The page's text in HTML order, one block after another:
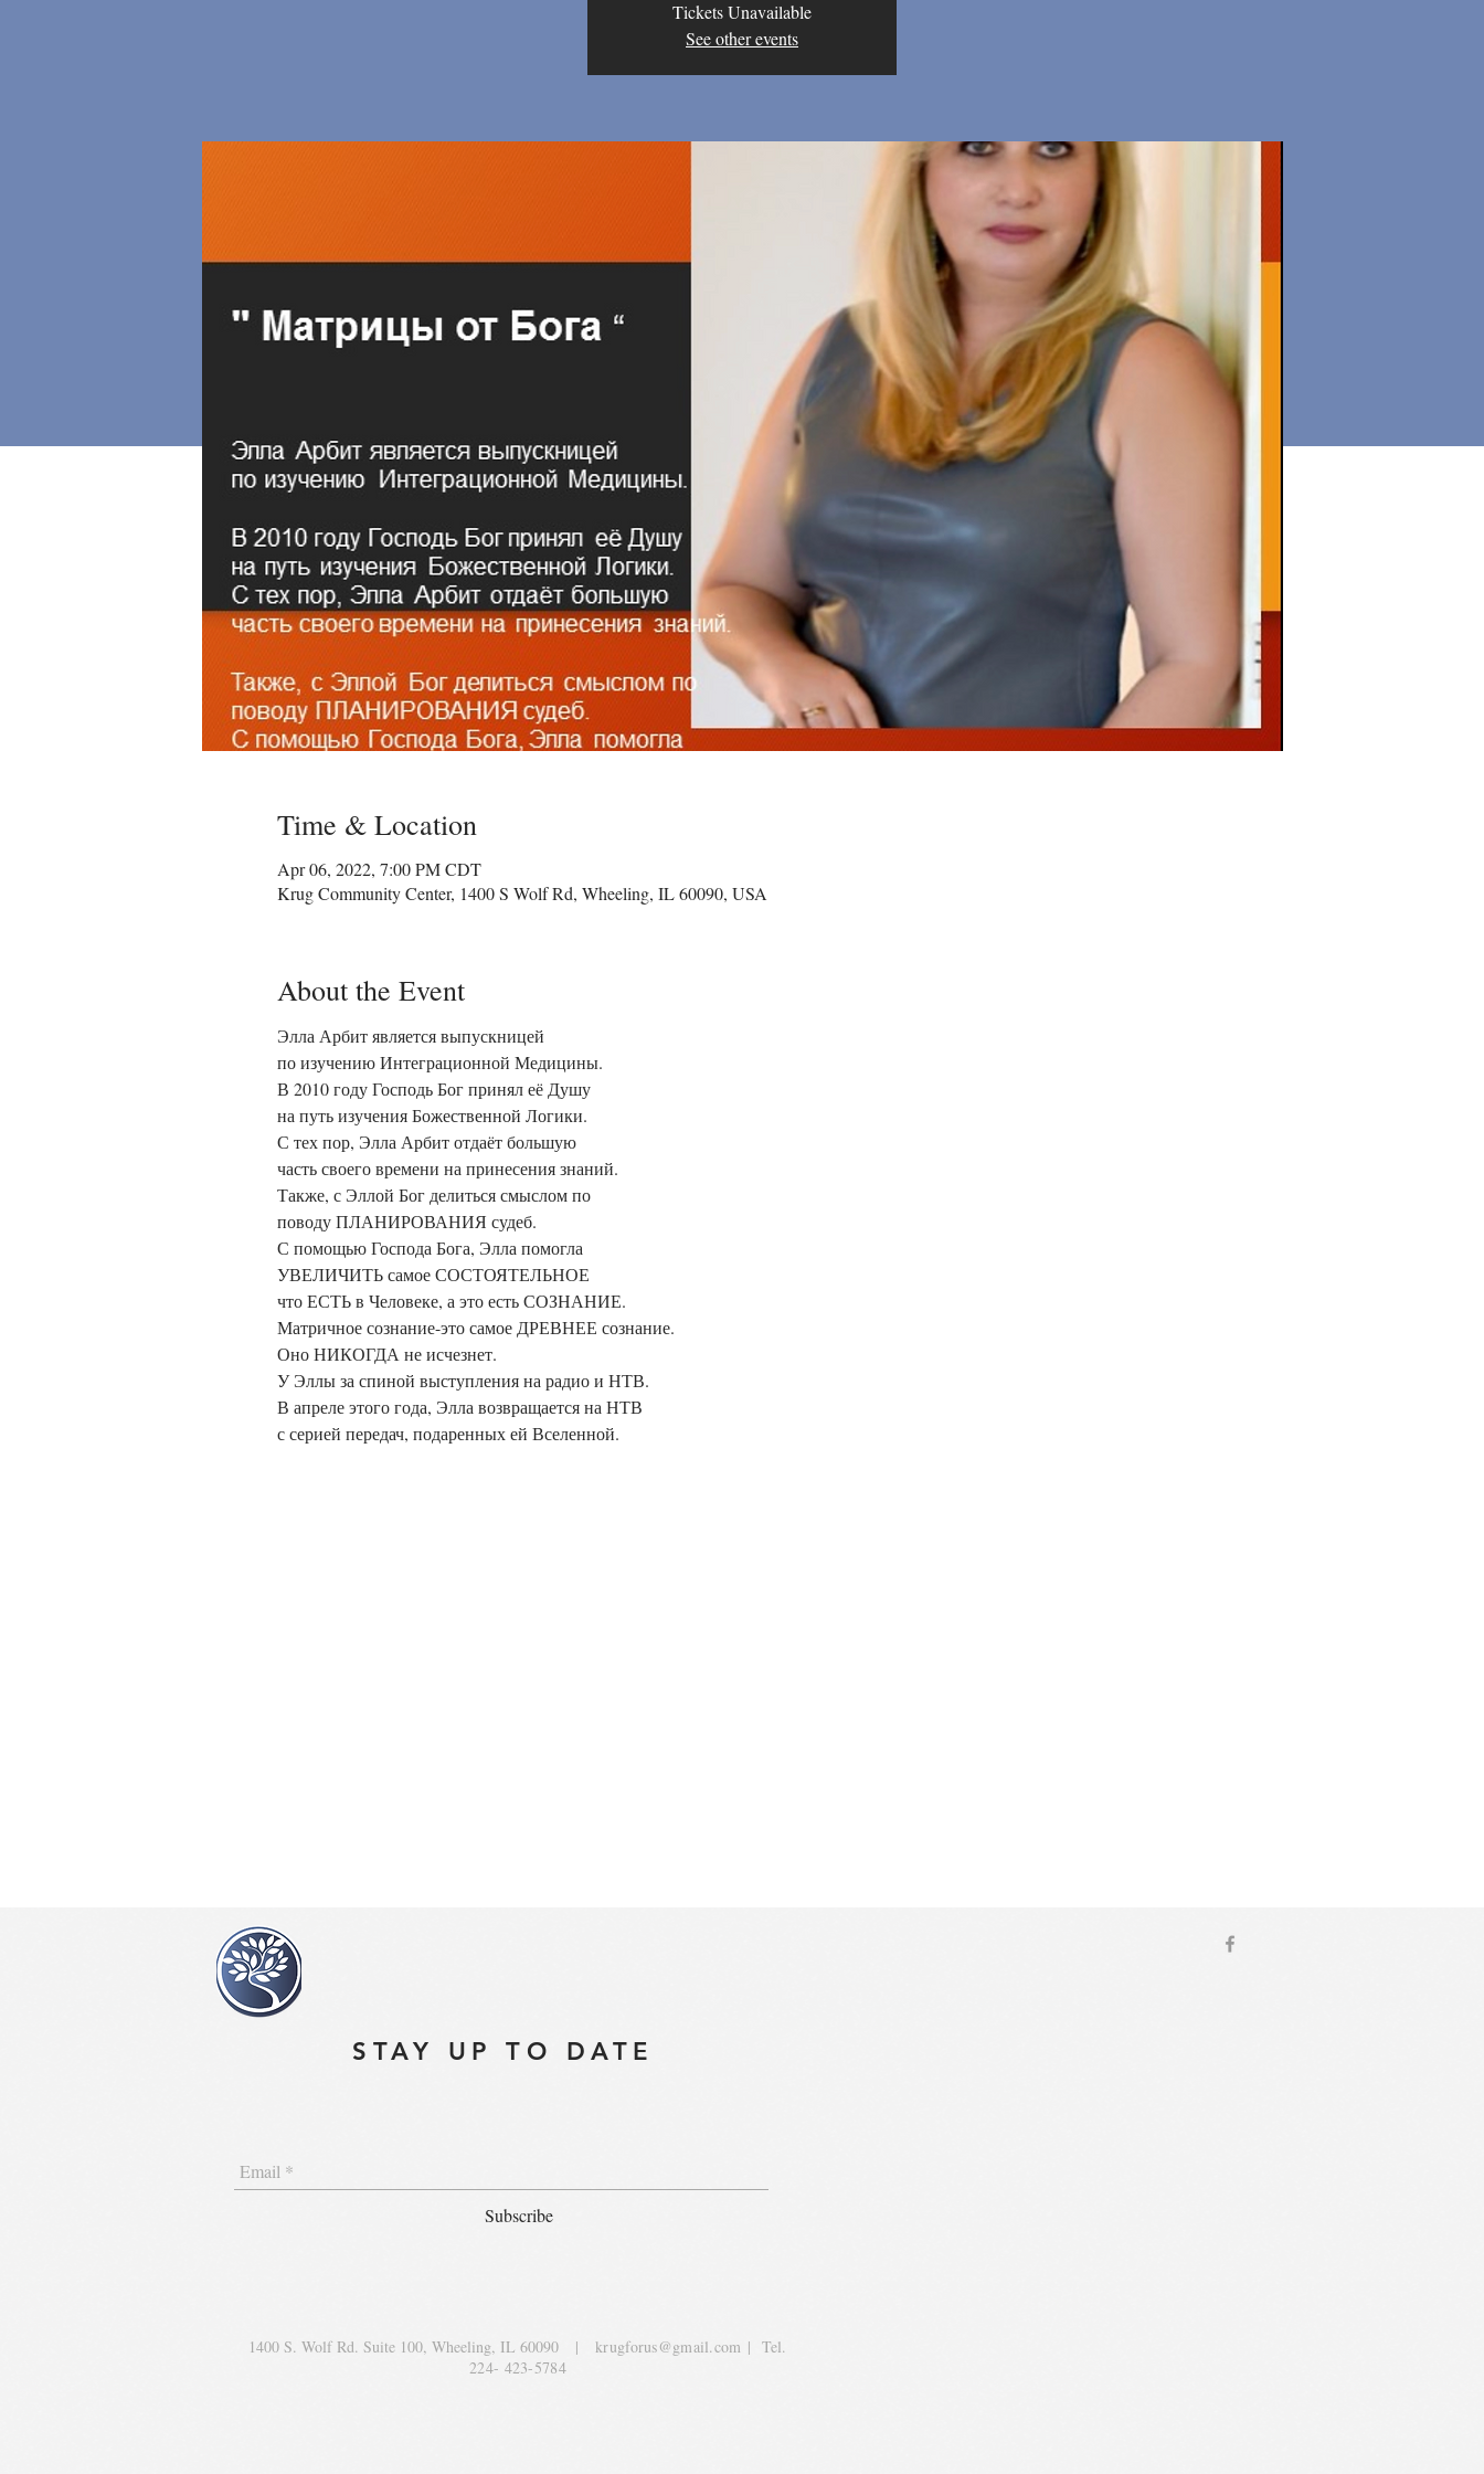
Tickets Unavailable
See other events
Time & Location
Apr 06, 2022, 7:00 PM CDT
Krug Community Center, 1400 S Wolf Rd, Wheeling, IL 60090, USA
About the Event
Элла Арбит является выпускницей
по изучению Интеграционной Медицины.
В 2010 году Господь Бог принял её Душу
на путь изучения Божественной Логики.
С тех пор, Элла Арбит отдаёт большую
часть своего времени на принесения знаний.
Также, с Эллой Бог делиться смыслом по
поводу ПЛАНИРОВАНИЯ судеб.
С помощью Господа Бога, Элла помогла
УВЕЛИЧИТЬ самое СОСТОЯТЕЛЬНОЕ
что ЕСТЬ в Человеке, а это есть СОЗНАНИЕ.
Матричное сознание-это самое ДРЕВНЕЕ сознание.
Оно НИКОГДА не исчезнет.
У Эллы за спиной выступления на радио и НТВ.
В апреле этого года, Элла возвращается на НТВ
с серией передач, подаренных ей Вселенной.
STAY UP TO DATE
Subscribe
1400 S. Wolf Rd. Suite 100, Wheeling, IL 60090 |krugforus@gmail.com | Tel.
224- 423-5784